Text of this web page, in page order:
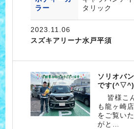
ラー
タリック
2023.11.06
スズキアリーナ水戸平須
ソリオバ
です
皆様こ
も龍ヶ崎
をご覧い
がと…